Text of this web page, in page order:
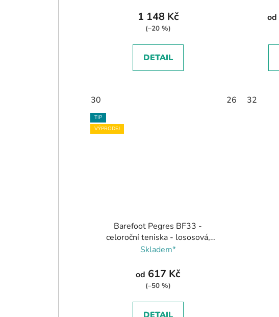
1 148 Kč
(–20 %)
DETAIL
30
od
26 32
TIP
VÝPRODEJ
Barefoot Pegres BF33 -
celoroční teniska - lososová,
Pegres
Skladem*
od 617 Kč
(–50 %)